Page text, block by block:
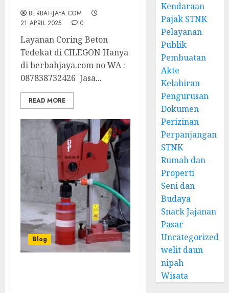
BERBAHJAYA.COM
21 APRIL 2025
0
Layanan Coring Beton
Tedekat di CILEGON Hanya
di berbahjaya.com no WA :
087838732426 Jasa...
READ MORE
Blog
Kendaraan
Pajak STNK
Pelayanan
Publik
Pembuatan
Akte
Kelahiran
Pengurusan
Dokumen
Perizinan
Perpanjangan
STNK
Rumah dan
Properti
Seni dan
Budaya
Snack Jajanan
Pasar
Uncategorized
welit daun
nipah
Wisata